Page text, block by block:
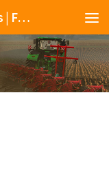
Landwirtschafts Simulator 25 Mods | Farming Simulator 25 Mods | FS25 Mods